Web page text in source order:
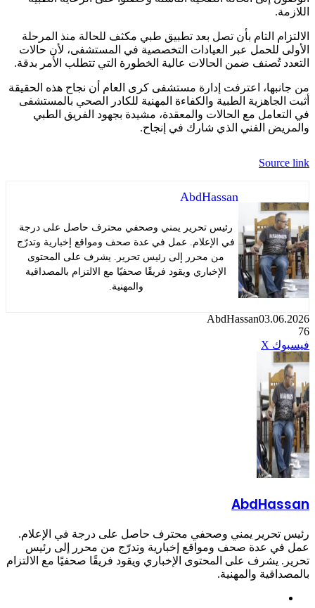
التام بأن تصل بعد تطبيق طبي مكثف للحالة منذ المرحلة
للحمل عبر العيادات التخصصية في المستشفى، لأن حالات
تُصنف ضمن الحالات عالية الخطورة التي تتطلب الأمر بدقة.
اعترفت إدارة مستشفى كرى العام أن نجاح هذه الحقيقة
الطبية والكفاءة المهنية للكادر الصحي بالمستشفى
مع الحالات والمعقدة، مشيدة بجهود الفريق الطبي
الفني الذي شارك في إنجاح.
AbdHassan
رئيس تحرير يمني وصحفي محترف حاصل على درجة
في الإعلام. عمل في عدة صحف ومواقع إخبارية وتدرّج
من محرر إلى رئيس تحرير. يشرف على المحتوى
الإخباري ويقود فريقًا صحفيًا مع الالتزام بالمصداقية
AbdHassan
Xلينكدإن
بينتيريست
ماسنجر
ماسنجر
واتساب
تيلقرام
مشاركة
عبر
البريد
طباعة
يمني وصحفي محترف حاصل على درجة في الإعلام.
عدة صحف ومواقع إخبارية وتدرّج من محرر إلى رئيس
على المحتوى الإخباري ويقود فريقًا صحفيًا مع الالتزام
والمهنية.